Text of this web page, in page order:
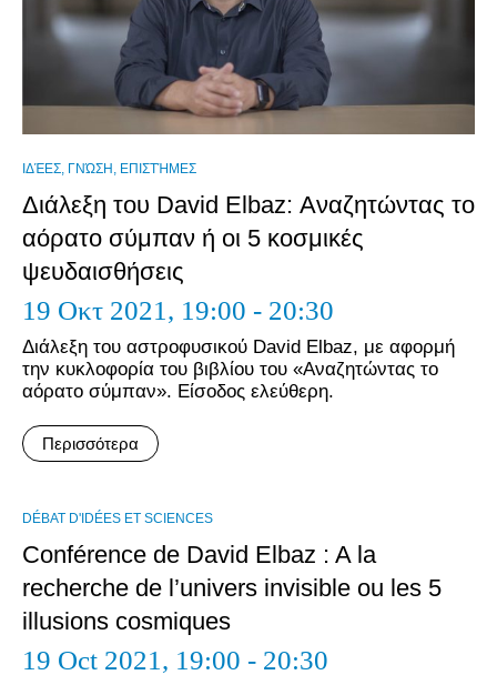
ΙΔΈΕΣ, ΓΝΏΣΗ, ΕΠΙΣΤΉΜΕΣ
Διάλεξη του David Elbaz: Αναζητώντας το
αόρατο σύμπαν ή οι 5 κοσμικές
ψευδαισθήσεις
19 Οκτ 2021, 19:00 - 20:30
Διάλεξη του αστροφυσικού David Elbaz, με αφορμή
την κυκλοφορία του βιβλίου του «Αναζητώντας το
αόρατο σύμπαν». Είσοδος ελεύθερη.
Περισσότερα
DÉBAT D'IDÉES ET SCIENCES
Conférence de David Elbaz : A la
recherche de l’univers invisible ou les 5
illusions cosmiques
19 Oct 2021, 19:00 - 20:30